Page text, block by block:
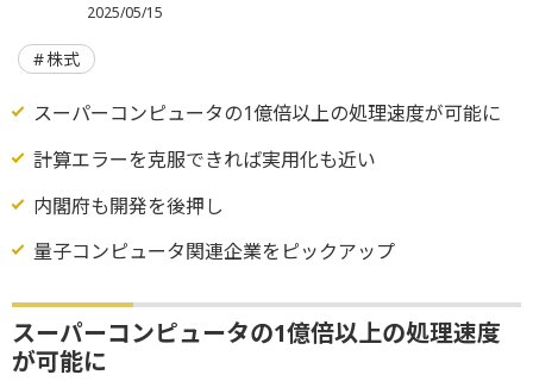
2025/05/15
株式
スーパーコンピュータの1億倍以上の処理速度が可能に
計算エラーを克服できれば実用化も近い
内閣府も開発を後押し
量子コンピュータ関連企業をピックアップ
スーパーコンピュータの1億倍以上の処理速度
が可能に